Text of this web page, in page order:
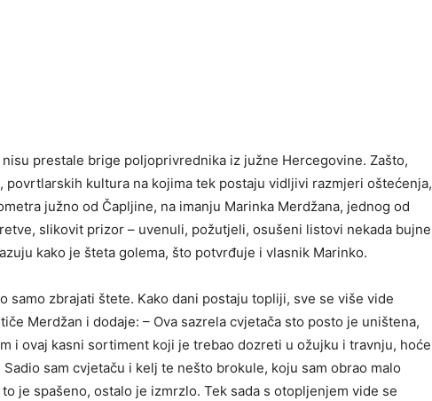
prestale brige poljoprivrednika iz južne Hercegovine. Zašto,
povrtlarskih kultura na kojima tek postaju vidljivi razmjeri oštećenja,
južno od Čapljine, na imanju Marinka Merdžana, jednog od
slikovit prizor – uvenuli, požutjeli, osušeni listovi nekada bujne
kako je šteta golema, što potvrđuje i vlasnik Marinko.
samo zbrajati štete. Kako dani postaju topliji, sve se više vide
Merdžan i dodaje: – Ova sazrela cvjetača sto posto je uništena,
i ovaj kasni sortiment koji je trebao dozreti u ožujku i travnju, hoće
sam cvjetaču i kelj te nešto brokule, koju sam obrao malo
je spašeno, ostalo je izmrzlo. Tek sada s otopljenjem vide se